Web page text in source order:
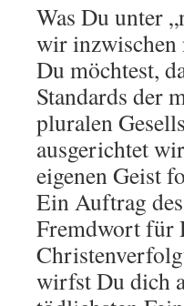
Was Du unter
wir inzwischen
Du möchtest,
Standards der
pluralen
ausgerichtet
eigenen Geist
Ein Auftrag
Fremdwort für
wirfst Du dich